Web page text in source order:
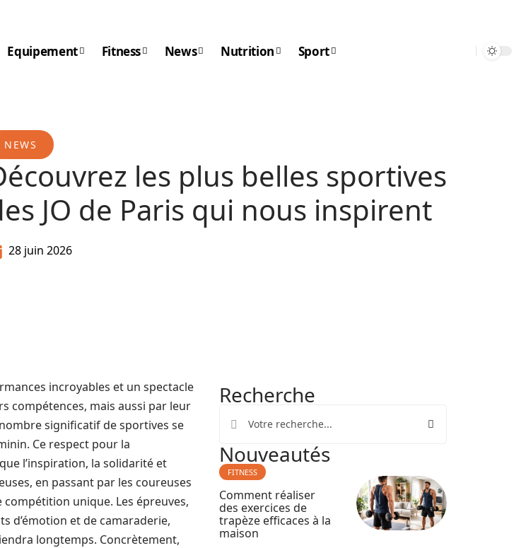
Equipement Fitness News Nutrition Sport
NEWS
les plus belles sportives
JO de Paris qui nous inspirent
28 juin 2026
incroyables et un spectacle
compétences, mais aussi par leur
significatif de sportives se
Ce respect pour la
l’inspiration, la solidarité et
en passant par les coureuses
unique. Les épreuves,
d’émotion et de camaraderie,
longtemps. Concrètement,
Recherche
Nouveautés
FITNESS
Comment réaliser
des exercices de
trapèze efficaces à la
maison